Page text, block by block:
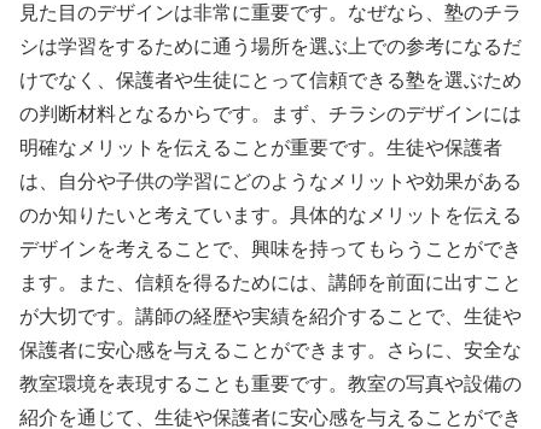
見た目のデザインは非常に重要です。なぜなら、塾のチラ
シは学習をするために通う場所を選ぶ上での参考になるだ
けでなく、保護者や生徒にとって信頼できる塾を選ぶため
の判断材料となるからです。まず、チラシのデザインには
明確なメリットを伝えることが重要です。生徒や保護者
は、自分や子供の学習にどのようなメリットや効果がある
のか知りたいと考えています。具体的なメリットを伝える
デザインを考えることで、興味を持ってもらうことができ
ます。また、信頼を得るためには、講師を前面に出すこと
が大切です。講師の経歴や実績を紹介することで、生徒や
保護者に安心感を与えることができます。さらに、安全な
教室環境を表現することも重要です。教室の写真や設備の
紹介を通じて、生徒や保護者に安心感を与えることができ